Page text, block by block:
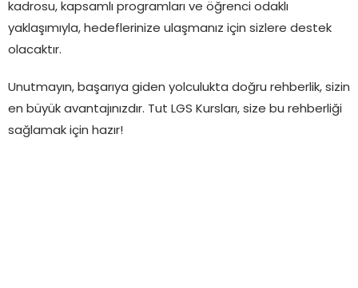
kadrosu, kapsamlı programları ve öğrenci odaklı
yaklaşımıyla, hedeflerinize ulaşmanız için sizlere destek
olacaktır.
Unutmayın, başarıya giden yolculukta doğru rehberlik, sizin
en büyük avantajınızdır. Tut LGS Kursları, size bu rehberliği
sağlamak için hazır!